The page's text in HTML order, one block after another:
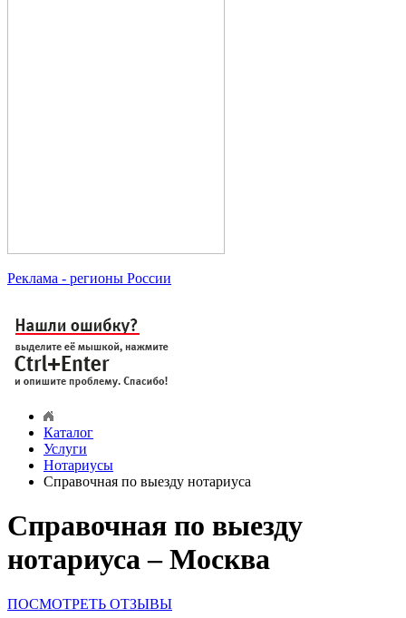
Реклама - регионы России
Каталог
Услуги
Нотариусы
Справочная по выезду нотариуса
Справочная по выезду
нотариуса – Москва
ПОСМОТРЕТЬ ОТЗЫВЫ